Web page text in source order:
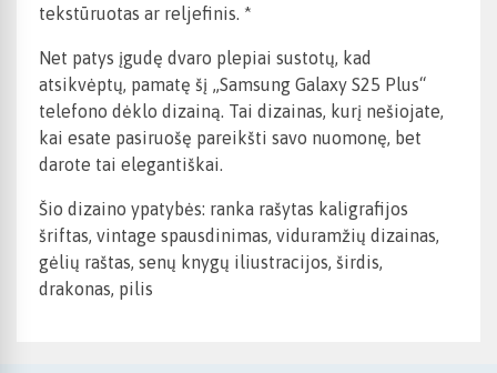
tekstūruotas ar reljefinis. *
Net patys įgudę dvaro plepiai sustotų, kad
atsikvėptų, pamatę šį „Samsung Galaxy S25 Plus“
telefono dėklo dizainą. Tai dizainas, kurį nešiojate,
kai esate pasiruošę pareikšti savo nuomonę, bet
darote tai elegantiškai.
Šio dizaino ypatybės: ranka rašytas kaligrafijos
šriftas, vintage spausdinimas, viduramžių dizainas,
gėlių raštas, senų knygų iliustracijos, širdis,
drakonas, pilis